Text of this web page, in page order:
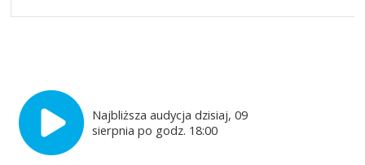
Najbliższa audycja dzisiaj, 09
sierpnia po godz. 18:00